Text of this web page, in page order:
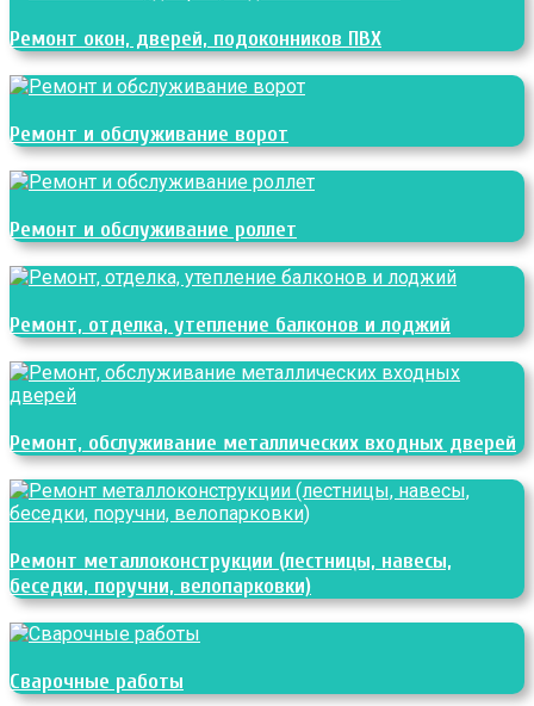
Ремонт окон, дверей, подоконников ПВХ
Ремонт и обслуживание ворот
Ремонт и обслуживание роллет
Ремонт, отделка, утепление балконов и лоджий
Ремонт, обслуживание металлических входных дверей
Ремонт металлоконструкции (лестницы, навесы,
беседки, поручни, велопарковки)
Сварочные работы